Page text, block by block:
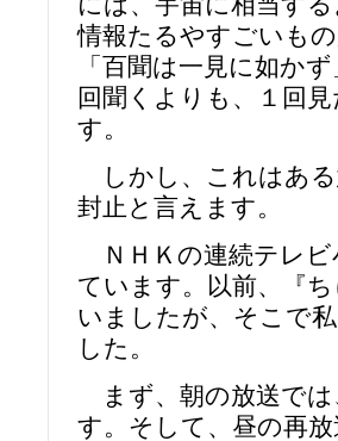
情報たるやすごいも
「百聞は一見に如か
回聞くよりも、１回
す。
しかし、これはある
封止と言えます。
ＮＨＫの連続テレビ
ています。以前、『
いましたが、そこで
した。
まず、朝の放送では
す。そして、昼の再